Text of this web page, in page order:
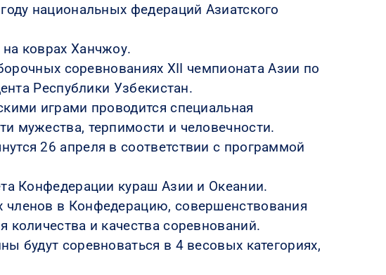
национальных федераций Азиатского
коврах Ханчжоу.
соревнованиях XII чемпионата Азии по
Республики Узбекистан.
играми проводится специальная
мужества, терпимости и человечности.
26 апреля в соответствии с программой
Конфедерации кураш Азии и Океании.
в Конфедерацию, совершенствования
и качества соревнований.
будут соревноваться в 4 весовых категориях,